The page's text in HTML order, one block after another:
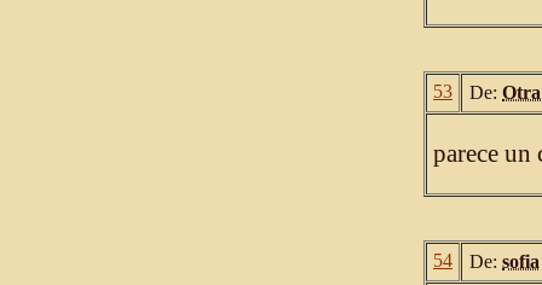
53 De: Otra
parece un
54 De: sofia